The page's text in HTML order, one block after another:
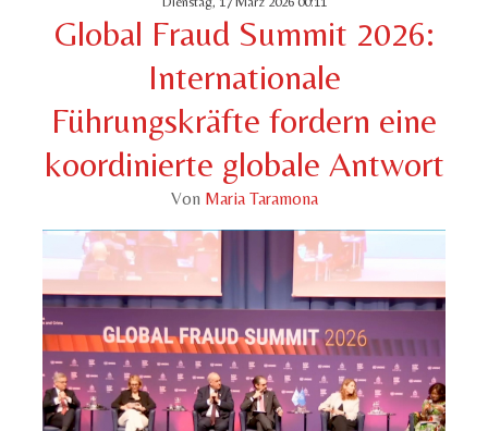
Global Fraud Summit 2026:
Internationale
Führungskräfte fordern eine
koordinierte globale Antwort
Von Maria Taramona